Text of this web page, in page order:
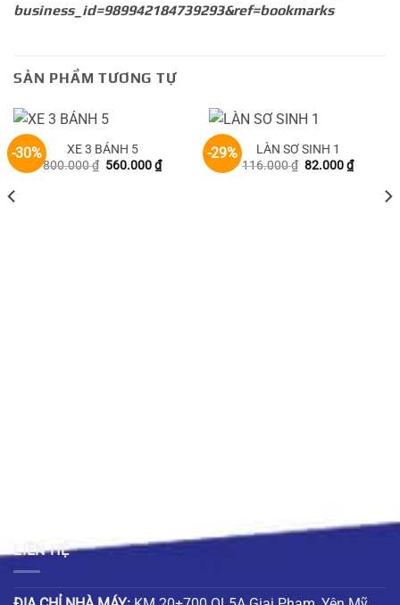
business_id=989942184739293&ref=bookmarks
SẢN PHẨM TƯƠNG TỰ
-30%
XE 3 BÁNH 5
800.000₫ Giá
560.000₫Giá
hiện
-29%
LÀN SƠ SINH 1
116.000₫ Giá
82.000₫Giá
hiện
LIÊN HỆ